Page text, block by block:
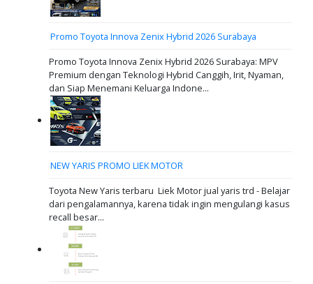
Promo Toyota Innova Zenix Hybrid 2026 Surabaya
Promo Toyota Innova Zenix Hybrid 2026 Surabaya: MPV
Premium dengan Teknologi Hybrid Canggih, Irit, Nyaman,
dan Siap Menemani Keluarga Indone...
NEW YARIS PROMO LIEK MOTOR
Toyota New Yaris terbaru Liek Motor jual yaris trd - Belajar
dari pengalamannya, karena tidak ingin mengulangi kasus
recall besar...